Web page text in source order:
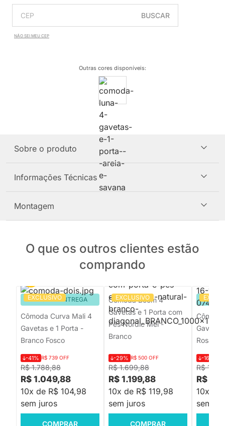
BUSCAR
NÃO SEI MEU CEP
Outras cores disponíveis:
Sobre o produto
Informações Técnicas
Montagem
O que os outros clientes estão
comprando
EXCLUSIVO
PRONTA ENTREGA
Cômoda Curva Mali 4
Gavetas e 1 Porta -
Branco Fosco
R$ 1.788,88
-41% R$ 739 OFF
R$ 1.049,88
10x de R$ 104,98
sem juros
COMPRAR
EXCLUSIVO
Cômoda Boom 4
Gavetas e 1 Porta com
Pés Nordic Mel -
Branco
R$ 1.699,88
-29% R$ 500 OFF
R$ 1.199,88
10x de R$ 119,98
sem juros
COMPRAR
Rosa
R$
-16%
R$
10x de
sem